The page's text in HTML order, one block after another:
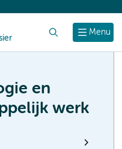
Menu
en
werk